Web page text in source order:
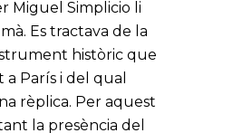
Miguel Simplicio li
Es tractava de la
històric que
París i del qual
rèplica. Per aquest
la presència del